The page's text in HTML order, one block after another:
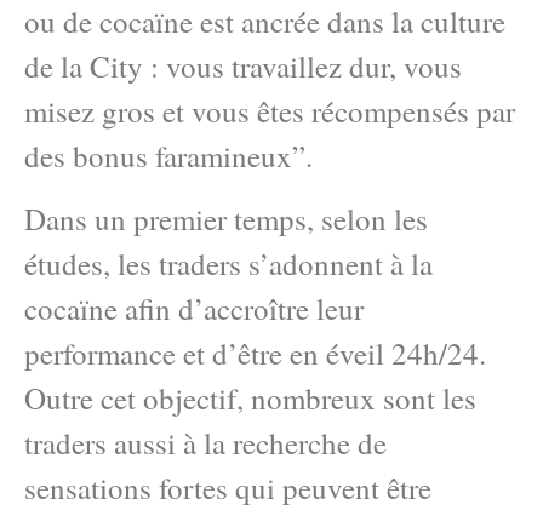
ou de cocaïne est ancrée dans la culture
de la City : vous travaillez dur, vous
misez gros et vous êtes récompensés par
des bonus faramineux”.
Dans un premier temps, selon les
études, les traders s’adonnent à la
cocaïne afin d’accroître leur
performance et d’être en éveil 24h/24.
Outre cet objectif, nombreux sont les
traders aussi à la recherche de
sensations fortes qui peuvent être